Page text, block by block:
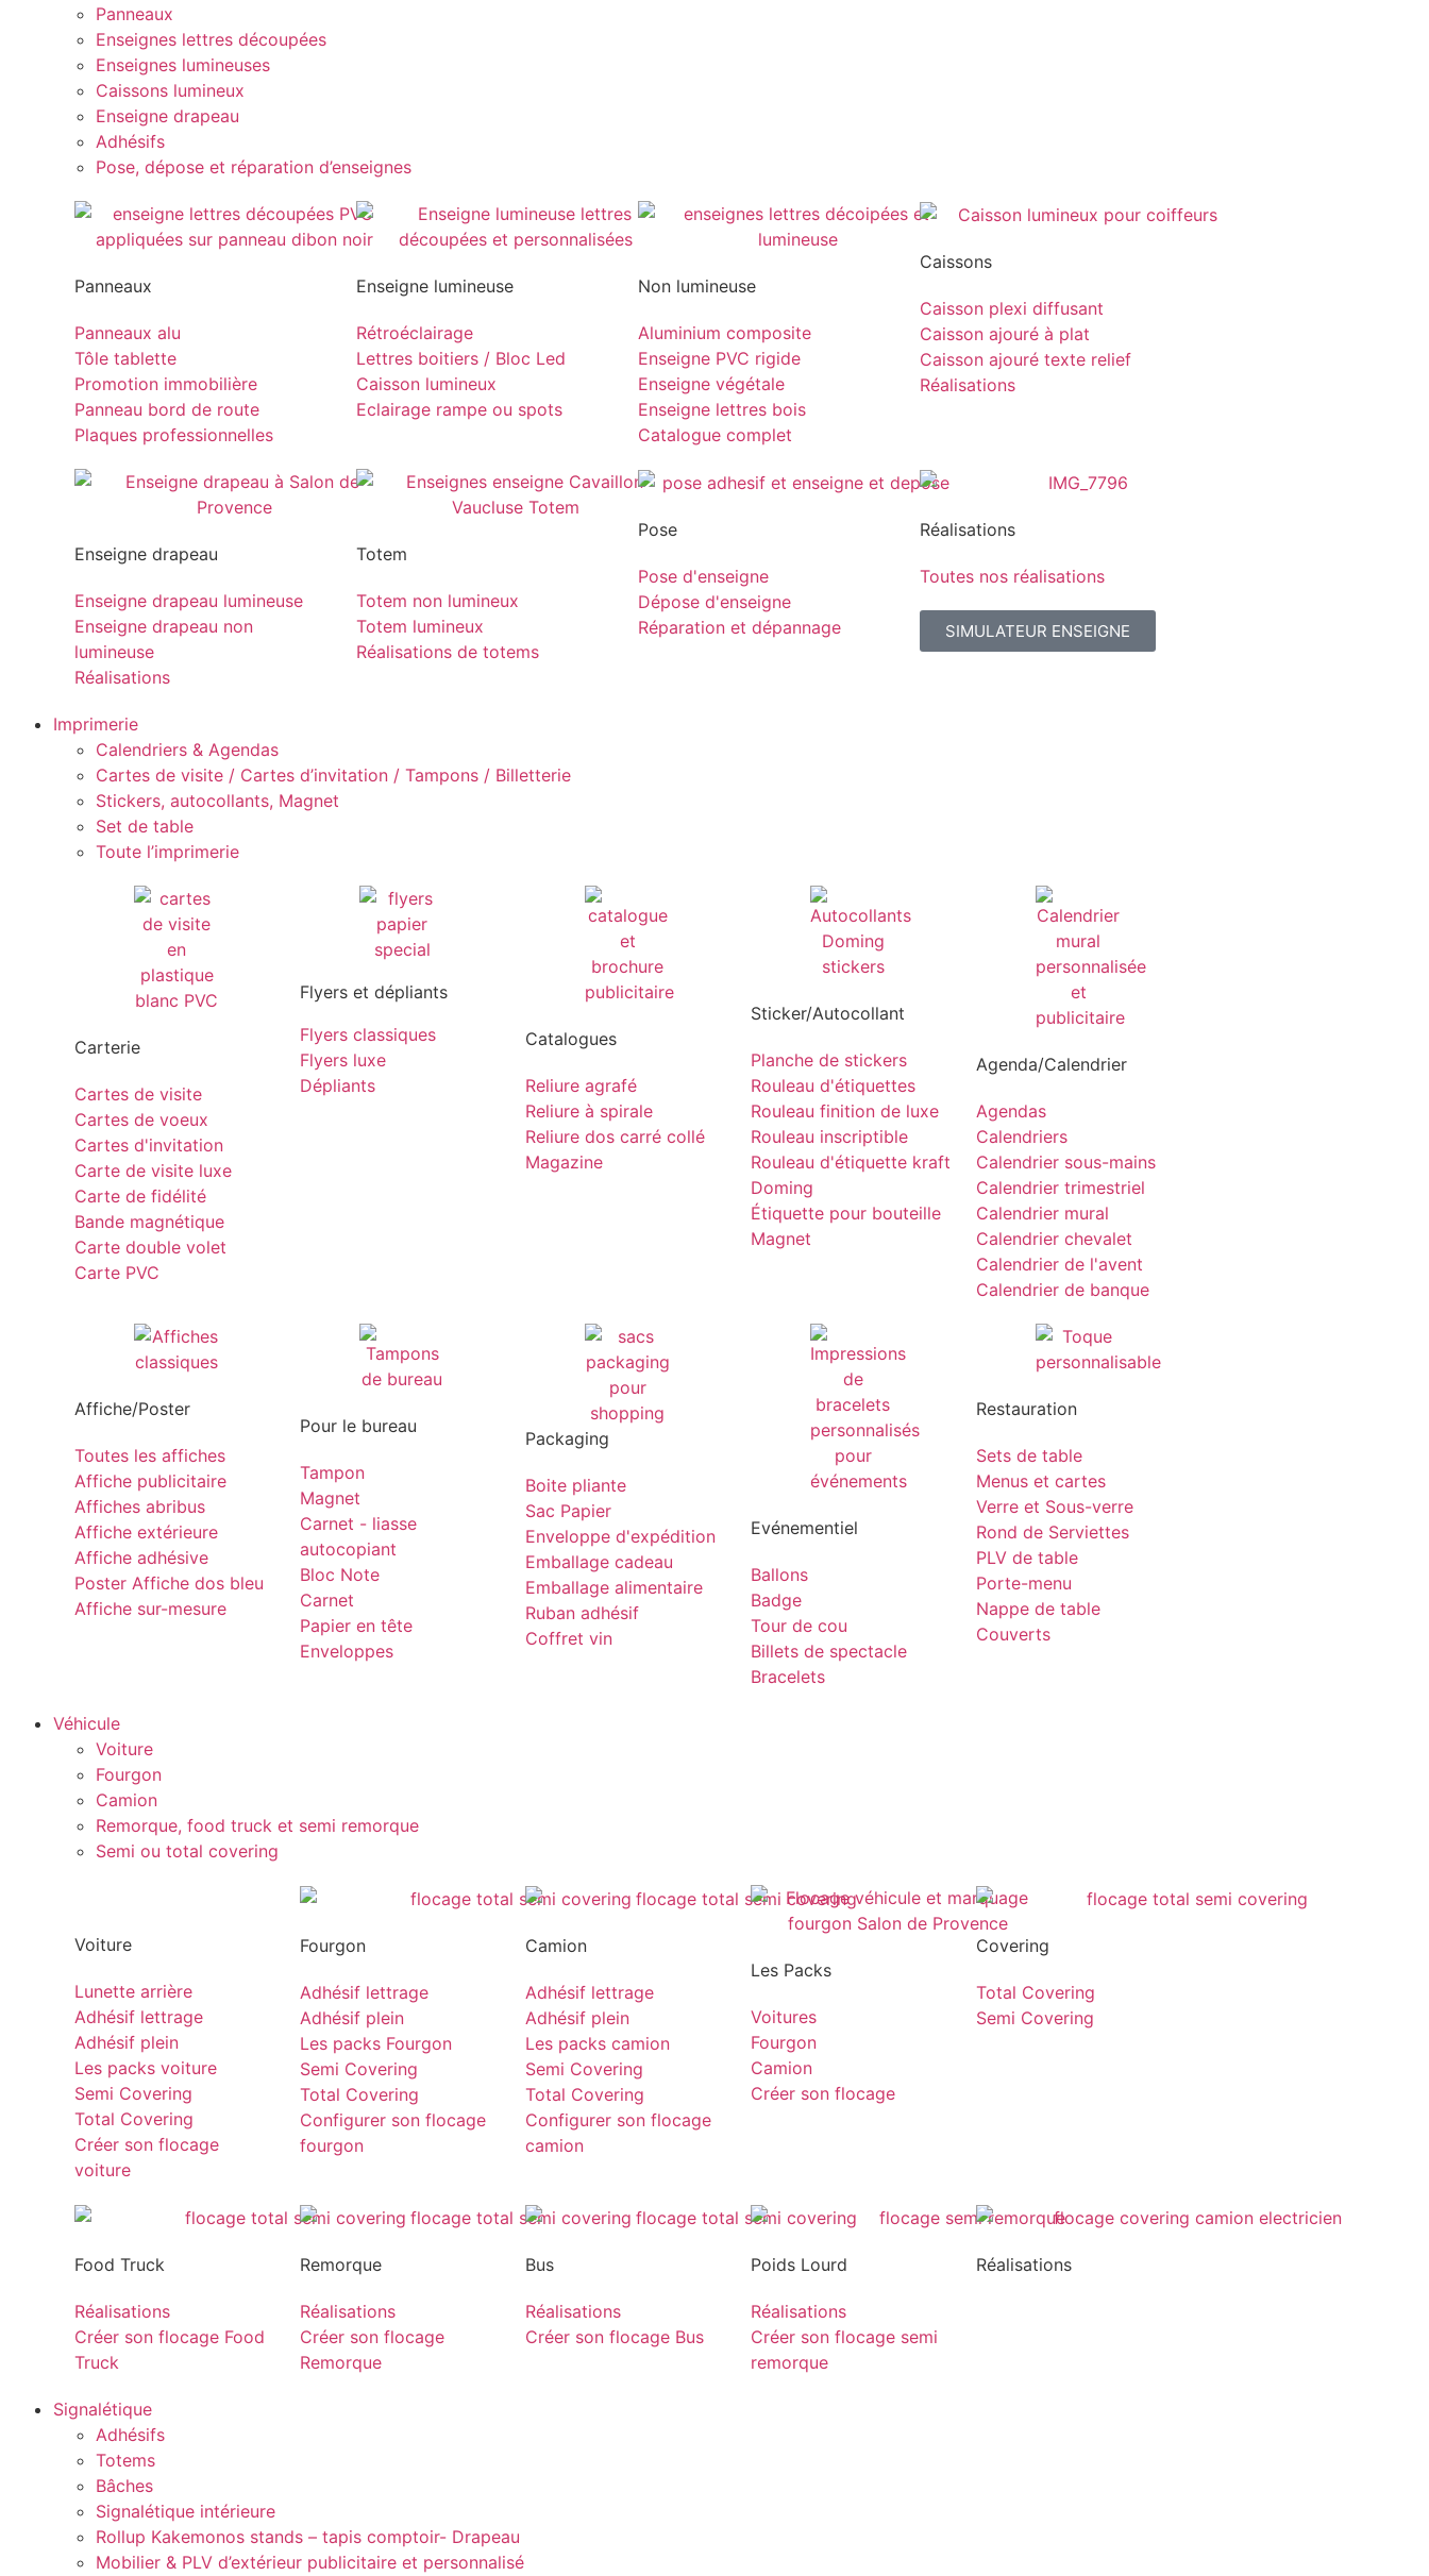
Panneaux
Enseignes lettres découpées
Enseignes lumineuses
Caissons lumineux
Enseigne drapeau
Adhésifs
Pose, dépose et réparation d’enseignes
Panneaux
Panneaux alu
Tôle tablette
Promotion immobilière
Panneau bord de route
Plaques professionnelles
Enseigne lumineuse
Rétroéclairage
Lettres boitiers / Bloc Led
Caisson lumineux
Eclairage rampe ou spots
Non lumineuse
Aluminium composite
Enseigne PVC rigide
Enseigne végétale
Enseigne lettres bois
Catalogue complet
Caissons
Caisson plexi diffusant
Caisson ajouré à plat
Caisson ajouré texte relief
Réalisations
Enseigne drapeau
Enseigne drapeau lumineuse
Enseigne drapeau non
lumineuse
Réalisations
Totem
Totem non lumineux
Totem lumineux
Réalisations de totems
Pose
Pose d'enseigne
Dépose d'enseigne
Réparation et dépannage
Réalisations
Toutes nos réalisations
SIMULATEUR ENSEIGNE
Imprimerie
Calendriers & Agendas
Cartes de visite / Cartes d’invitation / Tampons / Billetterie
Stickers, autocollants, Magnet
Set de table
Toute l’imprimerie
Carterie
Cartes de visite
Cartes de voeux
Cartes d'invitation
Carte de visite luxe
Carte de fidélité
Bande magnétique
Carte double volet
Carte PVC
Flyers et dépliants
Flyers classiques
Flyers luxe
Dépliants
Catalogues
Reliure agrafé
Reliure à spirale
Reliure dos carré collé
Magazine
Sticker/Autocollant
Planche de stickers
Rouleau d'étiquettes
Rouleau finition de luxe
Rouleau inscriptible
Rouleau d'étiquette kraft
Doming
Étiquette pour bouteille
Magnet
Agenda/Calendrier
Agendas
Calendriers
Calendrier sous-mains
Calendrier trimestriel
Calendrier mural
Calendrier chevalet
Calendrier de l'avent
Calendrier de banque
Affiche/Poster
Toutes les affiches
Affiche publicitaire
Affiches abribus
Affiche extérieure
Affiche adhésive
Poster Affiche dos bleu
Affiche sur-mesure
Pour le bureau
Tampon
Magnet
Carnet - liasse
autocopiant
Bloc Note
Carnet
Papier en tête
Enveloppes
Packaging
Boite pliante
Sac Papier
Enveloppe d'expédition
Emballage cadeau
Emballage alimentaire
Ruban adhésif
Coffret vin
Evénementiel
Ballons
Badge
Tour de cou
Billets de spectacle
Bracelets
Restauration
Sets de table
Menus et cartes
Verre et Sous-verre
Rond de Serviettes
PLV de table
Porte-menu
Nappe de table
Couverts
Véhicule
Voiture
Fourgon
Camion
Remorque, food truck et semi remorque
Semi ou total covering
Voiture
Lunette arrière
Adhésif lettrage
Adhésif plein
Les packs voiture
Semi Covering
Total Covering
Créer son flocage
voiture
Fourgon
Adhésif lettrage
Adhésif plein
Les packs Fourgon
Semi Covering
Total Covering
Configurer son flocage
fourgon
Camion
Adhésif lettrage
Adhésif plein
Les packs camion
Semi Covering
Total Covering
Configurer son flocage
camion
Les Packs
Voitures
Fourgon
Camion
Créer son flocage
Covering
Total Covering
Semi Covering
Food Truck
Réalisations
Créer son flocage Food
Truck
Remorque
Réalisations
Créer son flocage
Remorque
Bus
Réalisations
Créer son flocage Bus
Poids Lourd
Réalisations
Créer son flocage semi
remorque
Réalisations
Signalétique
Adhésifs
Totems
Bâches
Signalétique intérieure
Rollup Kakemonos stands – tapis comptoir- Drapeau
Mobilier & PLV d’extérieur publicitaire et personnalisé